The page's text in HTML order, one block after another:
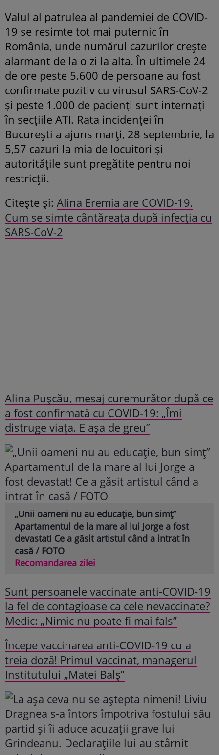
Valul al patrulea al pandemiei de COVID-
19 se resimte tot mai puternic în
România, unde numărul cazurilor crește
alarmant de la o zi la alta. În ultimele 24
de ore peste 5.600 de persoane au fost
confirmate pozitiv cu virusul SARS-CoV-2
și peste 1.000 de pacienți sunt internați
în secțiile ATI. Rata incidenţei în
Bucureşti a ajuns marţi, 28 septembrie, la
5,57 cazuri la mia de locuitori și
autoritățile sunt pregătite pentru noi
restricții.
Citește și: Alina Eremia are COVID-19.
Cum se simte cântăreața după infecția cu
SARS-CoV-2
Alina Pușcău, mesaj curemurător după ce
a fost confirmată cu COVID-19: „Îmi
distruge viața. E așa de greu”
„Unii oameni nu au educație, bun simț”
Apartamentul de la mare al lui Jorge a fost
devastat! Ce a găsit artistul când a intrat în
casă / FOTO
Recomandarea zilei
Sunt persoanele vaccinate anti-COVID-19
la fel de contagioase ca cele nevaccinate?
Medic: „Nimic nu poate fi mai fals”
Începe vaccinarea anti-COVID-19 cu a
treia doză! Primul vaccinat, managerul
Institutului „Matei Balș”